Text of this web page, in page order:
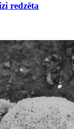
redzēta